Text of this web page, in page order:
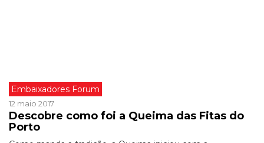
Embaixadores Forum
12 maio 2017
Descobre como foi a Queima das Fitas do
Porto